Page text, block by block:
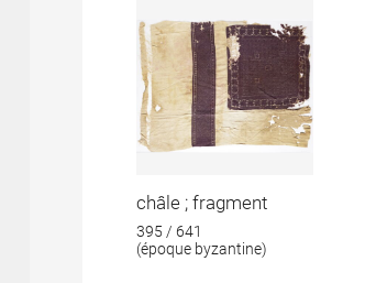
châle ; fragment
395 / 641
(époque byzantine)